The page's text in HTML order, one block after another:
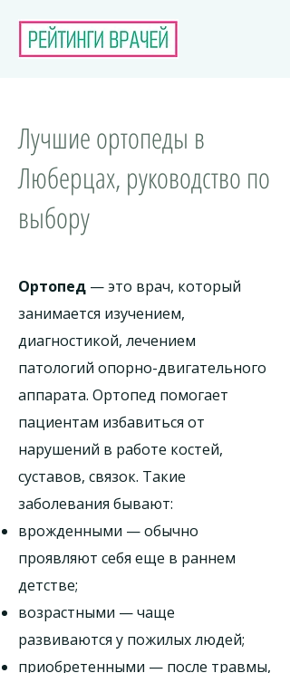
Лучшие ортопеды в
Люберцах, руководство по
выбору
Ортопед — это врач, который
занимается изучением,
диагностикой, лечением
патологий опорно-двигательного
аппарата. Ортопед помогает
пациентам избавиться от
нарушений в работе костей,
суставов, связок. Такие
заболевания бывают:
врожденными — обычно
проявляют себя еще в раннем
детстве;
возрастными — чаще
развиваются у пожилых людей;
приобретенными — после травмы,